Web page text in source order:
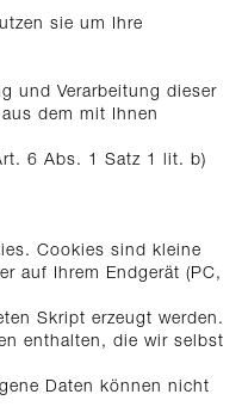
sie um Ihre
und Verarbeitung dieser
dem mit Ihnen
6 Abs. 1 Satz 1 lit. b)
Cookies sind kleine
auf Ihrem Endgerät (PC,
Skript erzeugt werden.
enthalten, die wir selbst
Daten können nicht